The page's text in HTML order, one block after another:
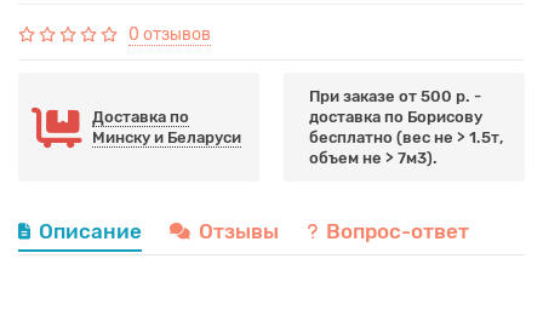
0 отзывов
Доставка по
Минску и Беларуси
При заказе от 500 р. -
доставка по Борисову
бесплатно (вес не > 1.5т,
объем не > 7м3).
Описание Отзывы Вопрос-ответ